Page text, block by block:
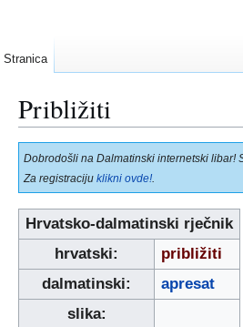
Približiti
Prijeđi
na
navigaciju
Prijeđi
na
pretraživanje
Dobrodošli na Dalmatinski internetski libar!
Za registraciju klikni ovde!
Hrvatsko-dalmatinski rječnik
hrvatski:
približiti
dalmatinski:
apresat
slika:
Stranica